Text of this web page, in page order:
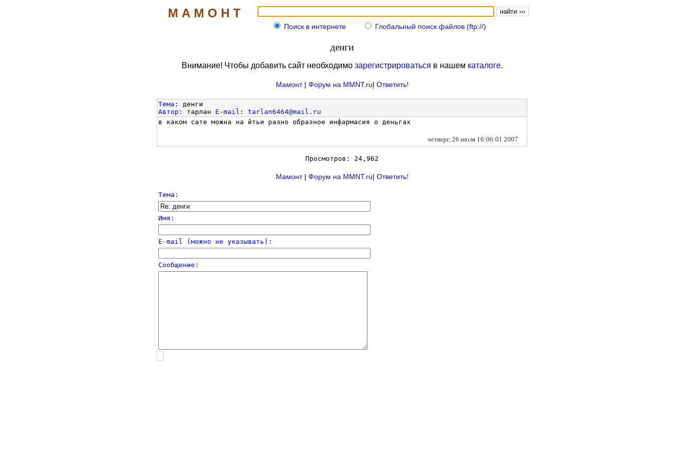
М А М О Н Т
Поиск в интернете Глобальный поиск файлов (ftp://)
денги
Внимание! Чтобы добавить сайт необходимо зарегистрироваться в нашем каталоге.
Мамонт| Форум на MMNT.ru| Ответить!
Тема : денги
Автор : тарлан E-mail : tarlan6464@mail.ru
в каком сате можна на йтьи разно образное инфармасия о деньгах
четверг, 26 июля 16:06:01 2007
Просмотров: 24,962
Мамонт| Форум на MMNT.ru| Ответить!
Тема:
Имя:
E-mail (можно не указывать):
Сообщение: